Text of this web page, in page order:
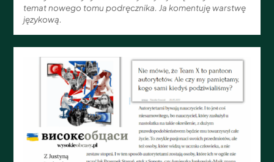
temat nowego tomu podręcznika. Ja komentuję warstwę
językową.